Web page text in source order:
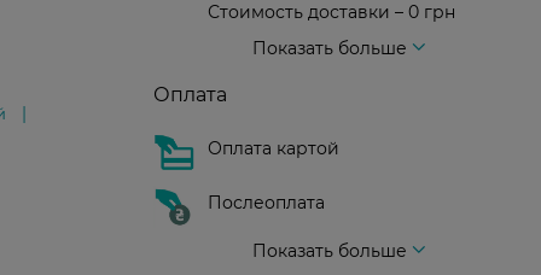
Стоимость доставки – 0 грн
Показать больше
Оплата
Оплата картой
Послеоплата
Показать больше